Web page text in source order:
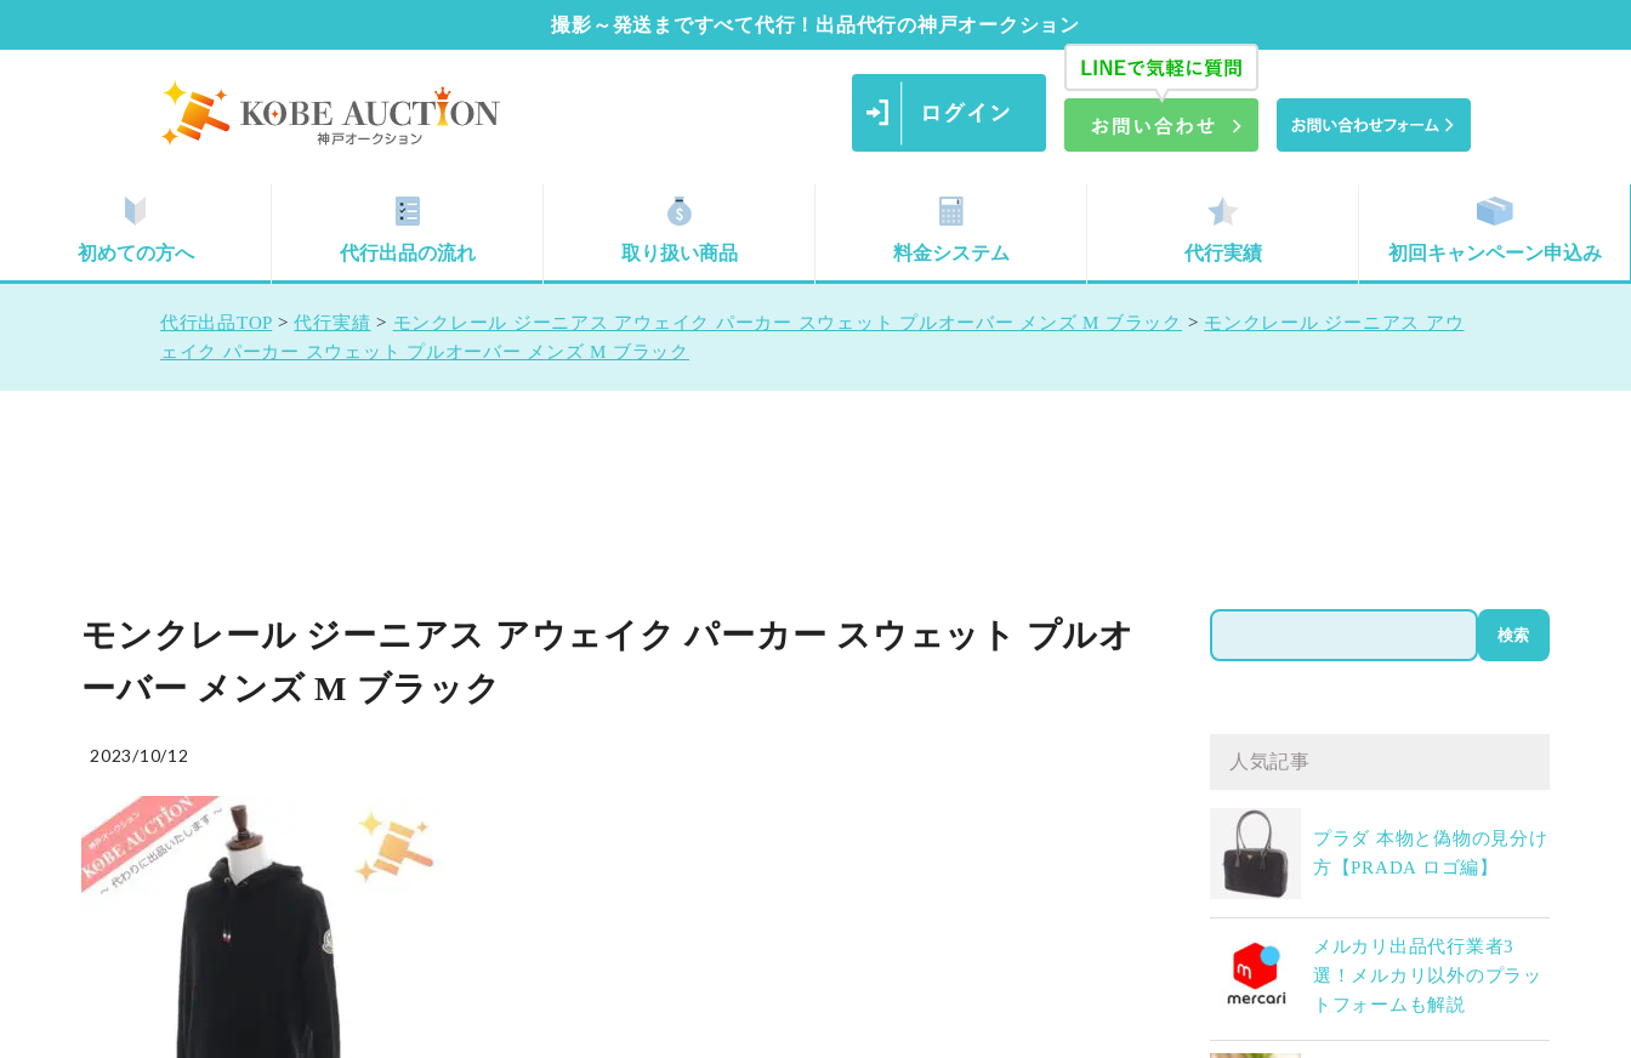
撮影～発送まですべて代行！出品代行の神戸オークション
初めての方へ 代行出品の流れ 取り扱い商品 料金システム 代行実績 初回キャンペーン申込み
代行出品TOP >代行実績 > モンクレール ジーニアス アウェイク パーカー スウェット プルオーバー メンズ M ブラック > モンクレール ジーニアス アウ
ェイク パーカー スウェット プルオーバー メンズ M ブラック
モンクレール ジーニアス アウェイク パーカー スウェット プルオ
ーバー メンズ M ブラック
2023/10/12
検
索
検索
人気記事
プラダ 本物と偽物の見分け
方【PRADA ロゴ編】
メルカリ出品代行業者3
選！メルカリ以外のプラッ
トフォームも解説